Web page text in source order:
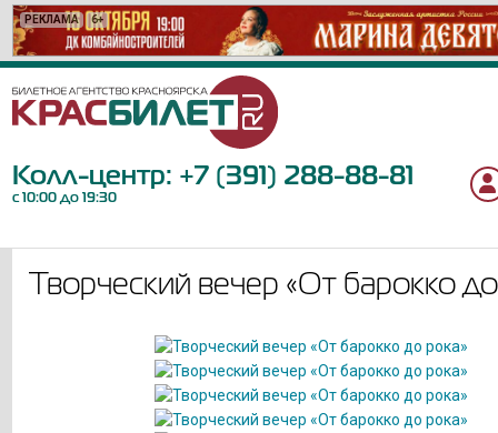
РЕКЛАМА 6+
РЕКЛАМА 12+
РЕКЛАМА 12+
РЕКЛАМА 12+
РЕКЛАМА 12+
РЕКЛАМА 18+
РЕКЛАМА 12+
РЕКЛАМА 18+
РЕКЛАМА 0+
РЕКЛАМА 12+
РЕКЛАМА 6+
РЕКЛАМА 12+
РЕКЛАМА 16+
РЕКЛАМА 12+
РЕКЛАМА 16+
РЕКЛАМА 6+
РЕКЛАМА 6+
РЕКЛАМА 12+
РЕКЛАМА 6+
РЕКЛАМА 6+
Колл-центр: +7 (391) 288-88-81
с 10:00 до 19:30
Творческий вечер «От барокко